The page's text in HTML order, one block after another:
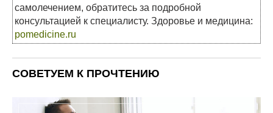
самолечением, обратитесь за подробной
консультацией к специалисту. Здоровье и медицина:
pomedicine.ru
СОВЕТУЕМ К ПРОЧТЕНИЮ